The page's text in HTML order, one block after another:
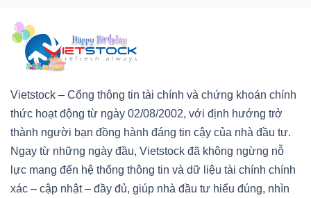
Vietstock – Cổng thông tin tài chính và chứng khoán chính
thức hoạt động từ ngày 02/08/2002, với định hướng trở
thành người bạn đồng hành đáng tin cậy của nhà đầu tư.
Ngay từ những ngày đầu, Vietstock đã không ngừng nỗ
lực mang đến hệ thống thông tin và dữ liệu tài chính chính
xác – cập nhật – đầy đủ, giúp nhà đầu tư hiểu đúng, nhìn